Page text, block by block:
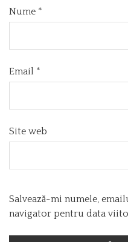
Nume *
Email *
Site web
Salvează-mi numele,
navigator pentru data